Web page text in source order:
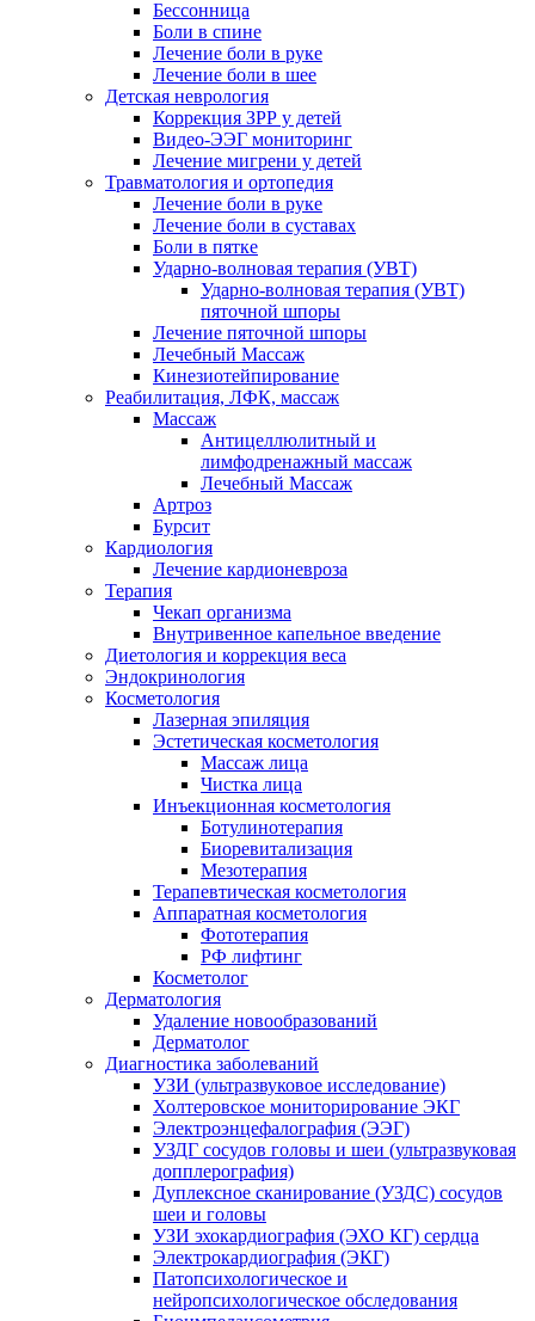
Бессонница
Боли в спине
Лечение боли в руке
Лечение боли в шее
Детская неврология
Коррекция ЗРР у детей
Видео-ЭЭГ мониторинг
Лечение мигрени у детей
Травматология и ортопедия
Лечение боли в руке
Лечение боли в суставах
Боли в пятке
Ударно-волновая терапия (УВТ)
Ударно-волновая терапия (УВТ)
пяточной шпоры
Лечение пяточной шпоры
Лечебный Массаж
Кинезиотейпирование
Реабилитация, ЛФК, массаж
Массаж
Антицеллюлитный и
лимфодренажный массаж
Лечебный Массаж
Артроз
Бурсит
Кардиология
Лечение кардионевроза
Терапия
Чекап организма
Внутривенное капельное введение
Диетология и коррекция веса
Эндокринология
Косметология
Лазерная эпиляция
Эстетическая косметология
Массаж лица
Чистка лица
Инъекционная косметология
Ботулинотерапия
Биоревитализация
Мезотерапия
Терапевтическая косметология
Аппаратная косметология
Фототерапия
РФ лифтинг
Косметолог
Дерматология
Удаление новообразований
Дерматолог
Диагностика заболеваний
УЗИ (ультразвуковое исследование)
Холтеровское мониторирование ЭКГ
Электроэнцефалография (ЭЭГ)
УЗДГ сосудов головы и шеи (ультразвуковая
допплерография)
Дуплексное сканирование (УЗДС) сосудов
шеи и головы
УЗИ эхокардиография (ЭХО КГ) сердца
Электрокардиография (ЭКГ)
Патопсихологическое и
нейропсихологическое обследования